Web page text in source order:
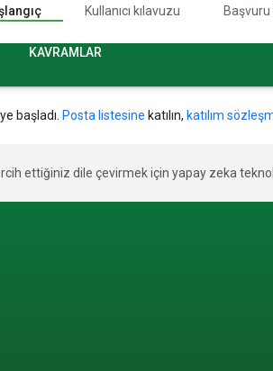
Kullanıcı kılavuzu Başvuru
KAVRAMLAR
başladı. Posta listesine katılın, katılım
ettiğiniz dile çevirmek için yapay zeka